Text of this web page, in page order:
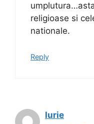
religioase si
nationale.
Reply
Iurie